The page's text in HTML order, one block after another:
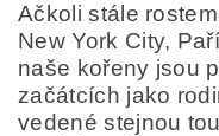
Ačkoli stále
New York City,
naše kořeny jsou
začátcích jako
vedené stejnou